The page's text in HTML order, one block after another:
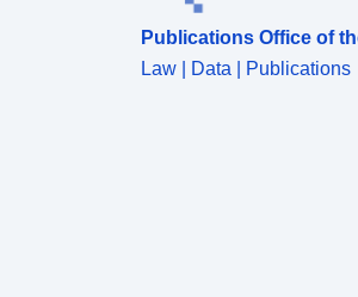
Publications Office of
Law | Data | Publications